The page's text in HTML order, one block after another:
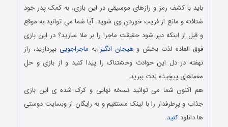
باید با کشف رمز و رازهای موسیقی در این بازی، به کمک پدر خود
شتافته و مانع از فریب خوردن وی شوید. آیا شما می توانید به موقع
و قبل از اینکه دیر شود حقیقت ماجرا را بر ملا سازید؟ در این بازی
فوق العاده لذت بخش و هیجان انگیز به ماجراجویی بپردازید، راز
نهفته در دل این حوادث وحشتناک را پیدا کنید و از بازی و حل
معماهای پیچیده لذت ببرید.
هم اکنون شما می توانید نسخه نهایی و کرک شده ی این بازی
جذاب و پرطرفدار را با لینک مستقیم و به رایگان از وبسایت دوستی
ها دانلودکنید.